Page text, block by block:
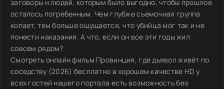
заговоры и людей, которым было выгодно, чтобы прошлое
осталось погребенным. Чем глубже съемочная группа
копает, тем больше ощущается, что убийца мог так и не
понести наказания. А что, если он все эти годы жил
совсем рядом?
Смотреть онлайн фильм Провинция, где дьявол живёт по
соседству (2026) бесплатно в хорошем качестве HD у
всех гостей нашего портала есть возможность без